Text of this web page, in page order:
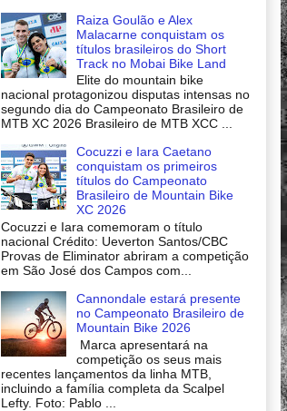
Raiza Goulão e Alex
Malacarne conquistam os
títulos brasileiros do Short
Track no Mobai Bike Land
Elite do mountain bike
nacional protagonizou disputas intensas no
segundo dia do Campeonato Brasileiro de
MTB XC 2026 Brasileiro de MTB XCC ...
Cocuzzi e Iara Caetano
conquistam os primeiros
títulos do Campeonato
Brasileiro de Mountain Bike
XC 2026
Cocuzzi e Iara comemoram o título
nacional Crédito: Ueverton Santos/CBC
Provas de Eliminator abriram a competição
em São José dos Campos com...
Cannondale estará presente
no Campeonato Brasileiro de
Mountain Bike 2026
Marca apresentará na
competição os seus mais
recentes lançamentos da linha MTB,
incluindo a família completa da Scalpel
Lefty. Foto: Pablo ...